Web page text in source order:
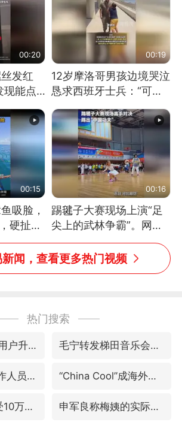
00:20
发红
现能点
已报警
00:19
12岁摩洛哥男孩边境哭泣
恳求西班牙士兵：“可不
可以不要把我遣返回国”
00:15
吸脸，
硬扯加
00:16
踢毽子大赛现场上演“足
尖上的武林争霸”。网
友：这哪是踢毽子，分明
是武侠片现场！#睡个好
闻，查看更多热门视频
热门搜索
OpenAI为免费用户升级GPT-5.6 Luna 毛宁转发梯田音乐会视频海外网友赞叹
巡查组提问 工作人员偷用手机查答案 “China Cool”成海外热词
看守所辅警收受10万获刑1年 申军良称梅姨的实际年龄仍是谜